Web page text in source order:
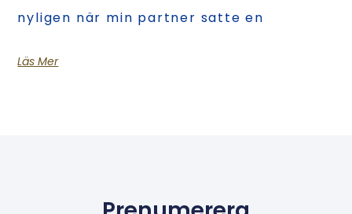
nyligen när min partner satte en
Läs Mer